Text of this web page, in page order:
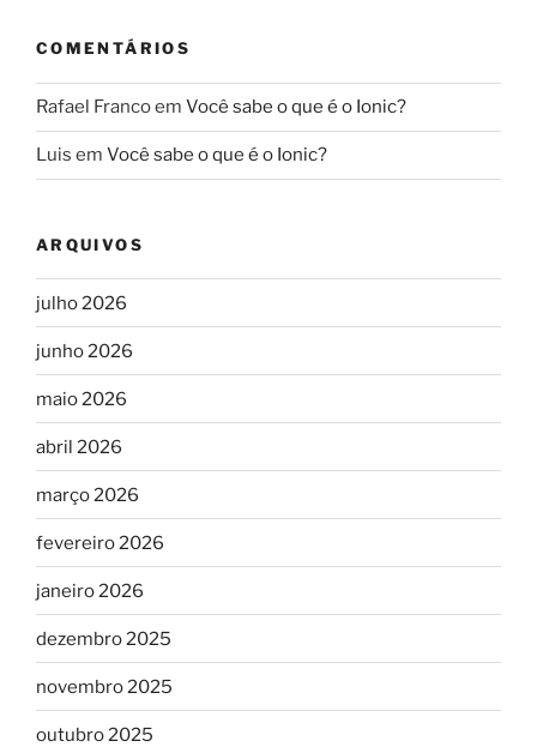
COMENTÁRIOS
Rafael Francoem Você sabe o que é o Ionic?
Luis em Você sabe o que é o Ionic?
ARQUIVOS
julho 2026
junho 2026
maio 2026
abril 2026
março 2026
fevereiro 2026
janeiro 2026
dezembro 2025
novembro 2025
outubro 2025